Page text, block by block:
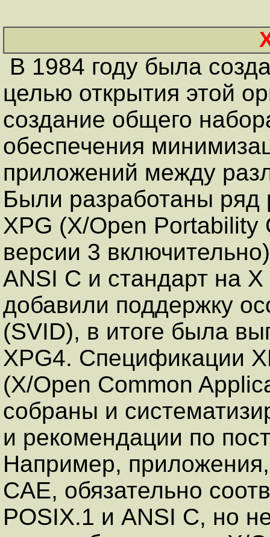
В 1984 году была
целью открытия этой
создание общего
обеспечения
приложений между
Были разработаны ряд
XPG (X/Open Portability
версии 3
ANSI C и стандарт на
добавили поддержку
(SVID), в итоге была
XPG4. Спецификации
(X/Open Common
собраны и
и рекомендации по
Например, приложения,
CAE, обязательно
POSIX.1 и ANSI C, но